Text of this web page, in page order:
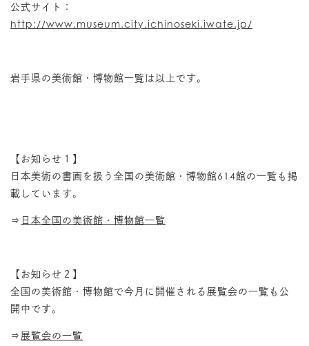
公式サイト：
http://www.museum.city.ichinoseki.iwate.jp/
岩手県の美術館・博物館一覧は以上です。
【お知らせ１】
日本美術の書画を扱う全国の美術館・博物館614館の一覧も掲
載しています。
⇒ 日本全国の美術館・博物館一覧
【お知らせ２】
全国の美術館・博物館で今月に開催される展覧会の一覧も公
開中です。
⇒ 展覧会の一覧